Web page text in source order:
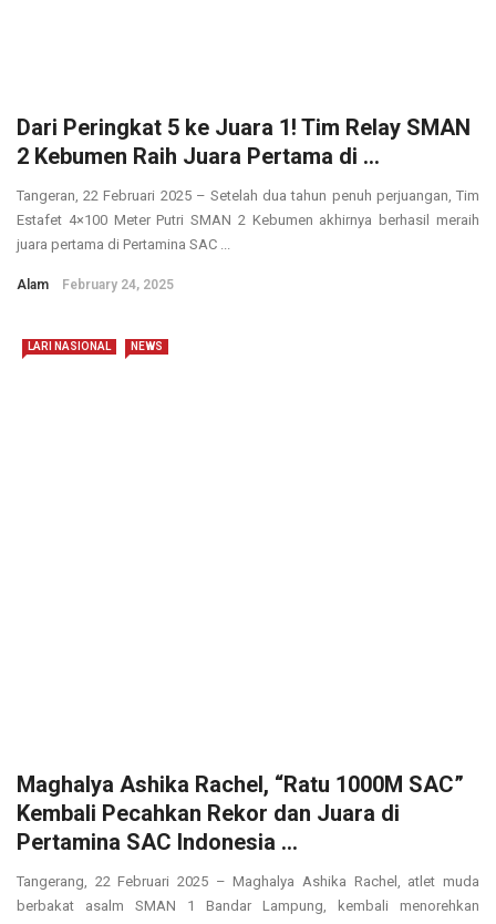
Dari Peringkat 5 ke Juara 1! Tim Relay SMAN
2 Kebumen Raih Juara Pertama di ...
Tangeran, 22 Februari 2025 – Setelah dua tahun penuh perjuangan, Tim
Estafet 4×100 Meter Putri SMAN 2 Kebumen akhirnya berhasil meraih
juara pertama di Pertamina SAC ...
Alam February 24, 2025
LARI NASIONAL NEWS
Maghalya Ashika Rachel, “Ratu 1000M SAC”
Kembali Pecahkan Rekor dan Juara di
Pertamina SAC Indonesia ...
Tangerang, 22 Februari 2025 – Maghalya Ashika Rachel, atlet muda
berbakat asalm SMAN 1 Bandar Lampung, kembali menorehkan